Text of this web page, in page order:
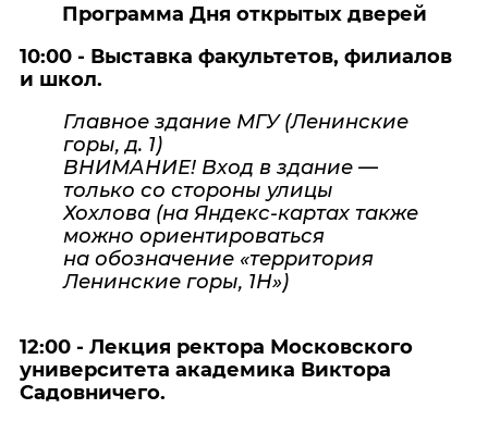
Программа Дня открытых дверей
10:00 - Выставка факультетов, филиалов
и школ.
Главное здание МГУ (Ленинские
горы, д. 1)
ВНИМАНИЕ! Вход в здание —
только со стороны улицы
Хохлова (на Яндекс-картах также
можно ориентироваться
на обозначение «территория
Ленинские горы, 1Н»)
12:00 - Лекция ректора Московского
университета академика Виктора
Садовничего.